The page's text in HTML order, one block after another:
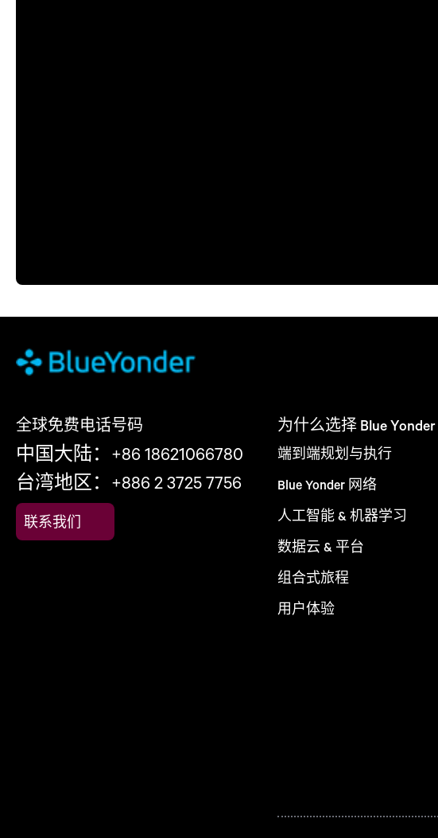
全球免费电话号码
中国大陆：+86 18621066780
台湾地区：+886 2 3725 7756
联系我们
为什么选择 Blue Yonder
端到端规划与执行
Blue Yonder 网络
人工智能 & 机器学习
数据云 & 平台
组合式旅程
用户体验